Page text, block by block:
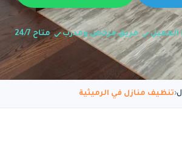
فريق مرخص ومدرب متاح 24/7
تنظيف منازل في الرميثية